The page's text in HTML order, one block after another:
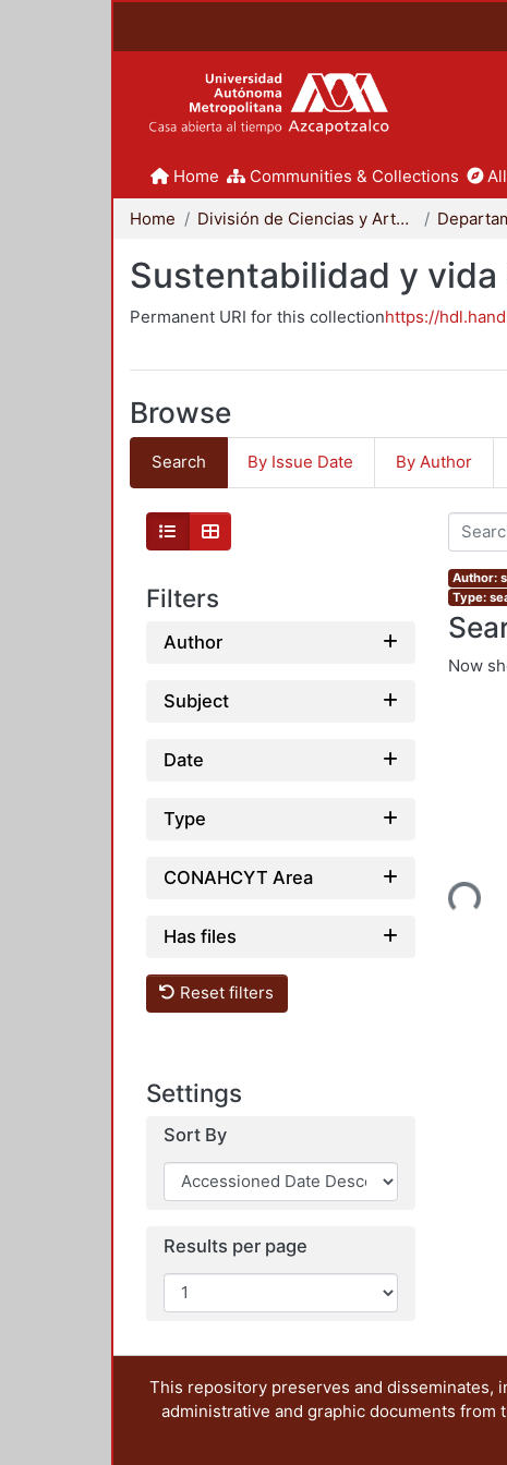
Home Communities & Collections
Home División de Ciencias y Artes para el Diseño
Sustentabilidad y
Permanent URI for this collectionhttps://
Browse
Search By Issue Date By Author
Filters
Author
Subject
Date
Type
CONAHCYT Area
Has files
Reset filters
Settings
Sort By
Results per page
Author:
Type:
Now
Loading...
This repository preserves and disseminates,
administrative and graphic documents